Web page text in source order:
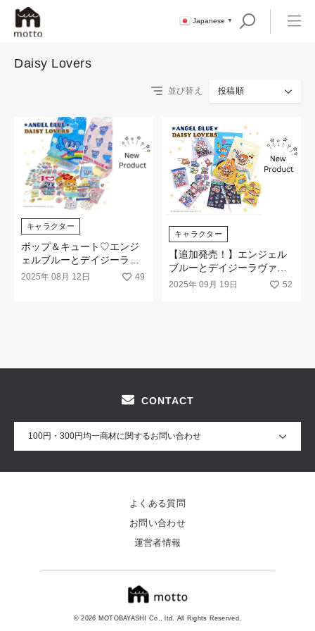
Japanese ▼
Daisy Lovers
並び替え 投稿順
キャラクター
ポップ＆キュート♡エンジ
ェルブルーとデイジーラヴ
ァーズの新商品が新発売！
2025年 08月 12日 49
キャラクター
【追加発売！】エンジェル
ブルーとデイジーラヴァー
ズの新商品が追加で登場！
2025年 09月 19日 52
CONTACT
100円・300円均一商材に関するお問い合わせ
© 2026 MOTOBAYASHI Co., ltd. All Rights Reserved.
よくある質問
お問い合わせ
運営者情報